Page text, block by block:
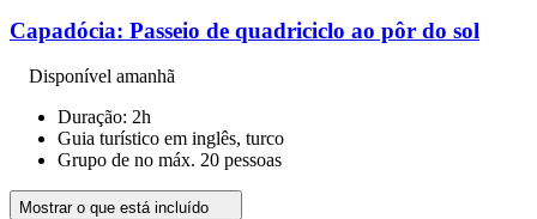
Capadócia: Passeio de quadriciclo ao pôr do sol
Disponível amanhã
Duração: 2h
Guia turístico em inglês, turco
Grupo de no máx. 20 pessoas
Mostrar o que está incluído